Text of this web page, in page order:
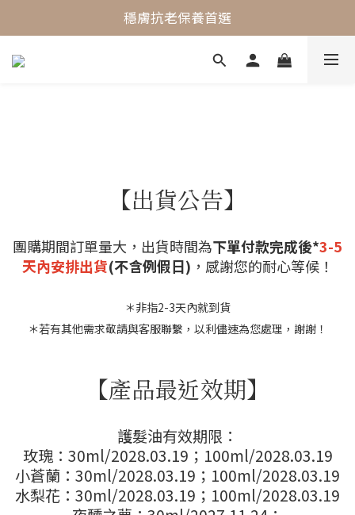
最懂敏弱肌的抗老專家
穩膚抗老保養首選
最懂敏弱肌的抗老專家
【出貨公告】
團購期間訂單量大，出貨時間為下單付款完成後*3-5
天內安排出貨(不含例假日) ，感謝您的耐心等候！
＊非指2-3天內就到貨
＊若有其他需求敬請與客服聯繫，以利儘速為您處理，謝謝！
【產品最近效期】
護髮油有效期限：
玫瑰：30ml/2028.03.19；100ml/2028.03.19
小蒼蘭：30ml/2028.03.19；100ml/2028.03.19
水梨花：30ml/2028.03.19；100ml/2028.03.19